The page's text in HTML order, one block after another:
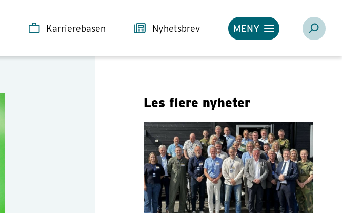
Karrierebasen Nyhetsbrev MENY
Les flere nyheter